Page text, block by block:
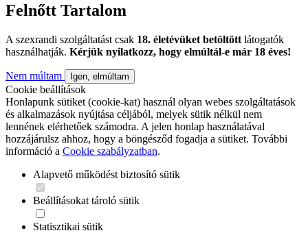
Felnőtt Tartalom
A szexrandi szolgáltatást csak 18. életévüket betöltött látogatók
használhatják. Kérjük nyilatkozz, hogy elmúltál-e már 18 éves!
Nem múltam Igen, elmúltam
Cookie beállítások
Honlapunk sütiket (cookie-kat) használ olyan webes szolgáltatások
és alkalmazások nyújtása céljából, melyek sütik nélkül nem
lennének elérhetőek számodra. A jelen honlap használatával
hozzájárulsz ahhoz, hogy a böngésződ fogadja a sütiket. További
információ a Cookie szabályzatban.
Alapvető működést biztosító sütik
Beállításokat tároló sütik
Statisztikai sütik